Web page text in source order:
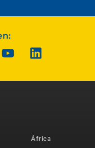
África